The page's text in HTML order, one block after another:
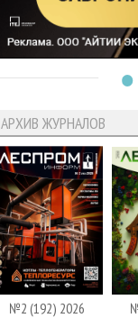
АРХИВ ЖУРНАЛОВ
№2 (192) 2026